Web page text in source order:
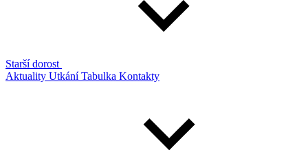
Starší dorost
Aktuality UtkáníTabulka Kontakty